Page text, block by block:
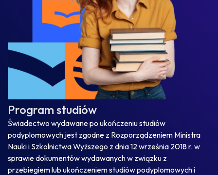
Program studiów
Świadectwo wydawane po ukończeniu studiów
podyplomowych jest zgodne z Rozporządzeniem Ministra
Nauki i Szkolnictwa Wyższego z dnia 12 września 2018 r. w
sprawie dokumentów wydawanych w związku z
przebiegiem lub ukończeniem studiów podyplomowych i